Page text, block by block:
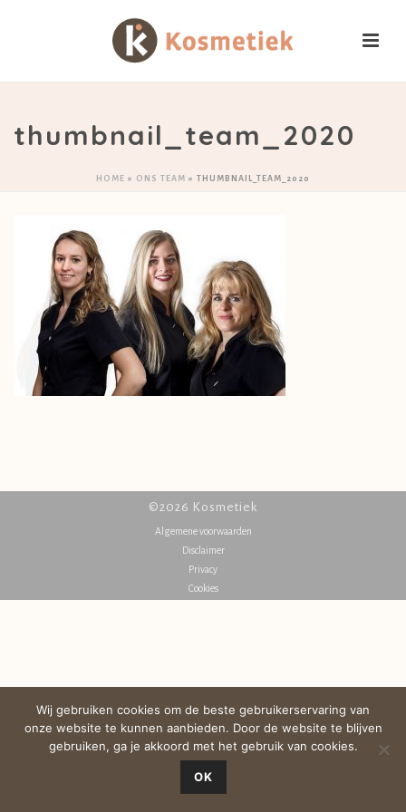
thumbnail_team_2020
HOME » ONS TEAM » THUMBNAIL_TEAM_2020
©2026 Kosmetiek
Algemene voorwaarden
Disclaimer
Privacy
Cookies
Wij gebruiken cookies om de beste gebruikerservaring van
onze website te kunnen aanbieden. Door de website te blijven
gebruiken, ga je akkoord met het gebruik van cookies.
OK